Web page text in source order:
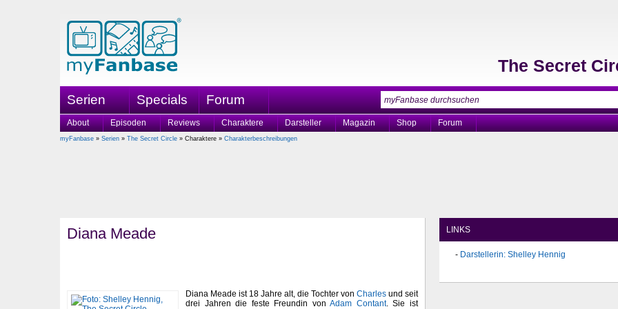
The Secret
Serien Specials Forum
About Episoden Reviews Charaktere Darsteller Magazin Shop Forum
myFanbase » Serien » The Secret Circle » Charaktere » Charakterbeschreibungen
Diana Meade
Diana Meade ist 18 Jahre alt, die Tochter von Charles und seit
drei Jahren die feste Freundin vonAdam Contant. Sie ist
LINKS
Darstellerin: Shelley Hennig